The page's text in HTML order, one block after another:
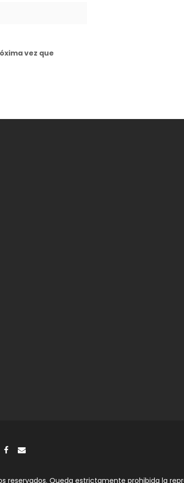
vez que
reservados. Queda estrictamente prohibida la